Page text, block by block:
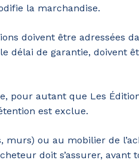
la marchandise.
doivent être adressées
délai de garantie, doivent
pour autant que Les
est exclue.
murs) ou au mobilier de
doit s’assurer,